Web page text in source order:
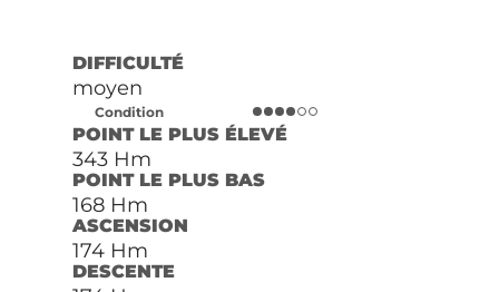
DIFFICULTÉ
moyen
Condition
POINT LE PLUS ÉLEVÉ
343 Hm
POINT LE PLUS BAS
168 Hm
ASCENSION
174 Hm
DESCENTE